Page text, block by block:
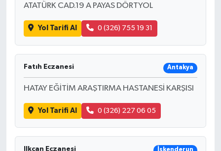
ATATÜRK CAD.19 A PAYAS DÖRTYOL
Yol Tarifi Al 0 (326) 755 19 31
Fatıh Eczanesi Antakya
HATAY EĞİTİM ARAŞTIRMA HASTANESİ KARŞISI
Yol Tarifi Al 0 (326) 227 06 05
Ilkcan Eczanesi